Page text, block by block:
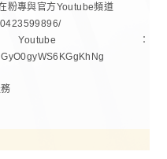
粉專與官方Youtube頻道
：